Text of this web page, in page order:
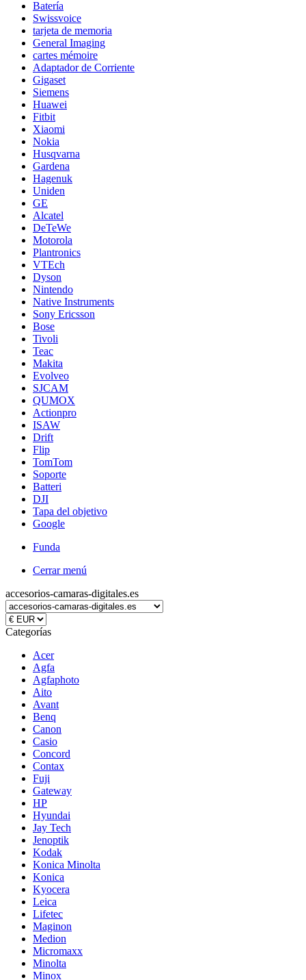
Batería
Swissvoice
tarjeta de memoria
General Imaging
cartes mémoire
Adaptador de Corriente
Gigaset
Siemens
Huawei
Fitbit
Xiaomi
Nokia
Husqvarna
Gardena
Hagenuk
Uniden
GE
Alcatel
DeTeWe
Motorola
Plantronics
VTEch
Dyson
Nintendo
Native Instruments
Sony Ericsson
Bose
Tivoli
Teac
Makita
Evolveo
SJCAM
QUMOX
Actionpro
ISAW
Drift
Flip
TomTom
Soporte
Batteri
DJI
Tapa del objetivo
Google
Funda
Cerrar menú
accesorios-camaras-digitales.es
Categorías
Acer
Agfa
Agfaphoto
Aito
Avant
Benq
Canon
Casio
Concord
Contax
Fuji
Gateway
HP
Hyundai
Jay Tech
Jenoptik
Kodak
Konica Minolta
Konica
Kyocera
Leica
Lifetec
Maginon
Medion
Micromaxx
Minolta
Minox